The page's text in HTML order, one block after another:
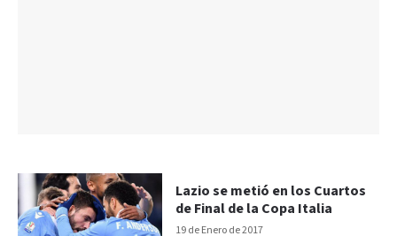
19 de Enero de 2017
Lazio se metió en los Cuartos
de Final de la Copa Italia